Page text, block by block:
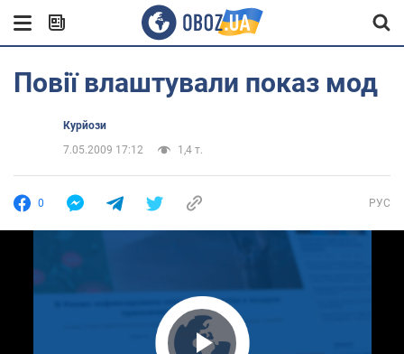
Повії влаштували показ мод
Курйози
7.05.2009 17:12
1,4 т.
0 РУС